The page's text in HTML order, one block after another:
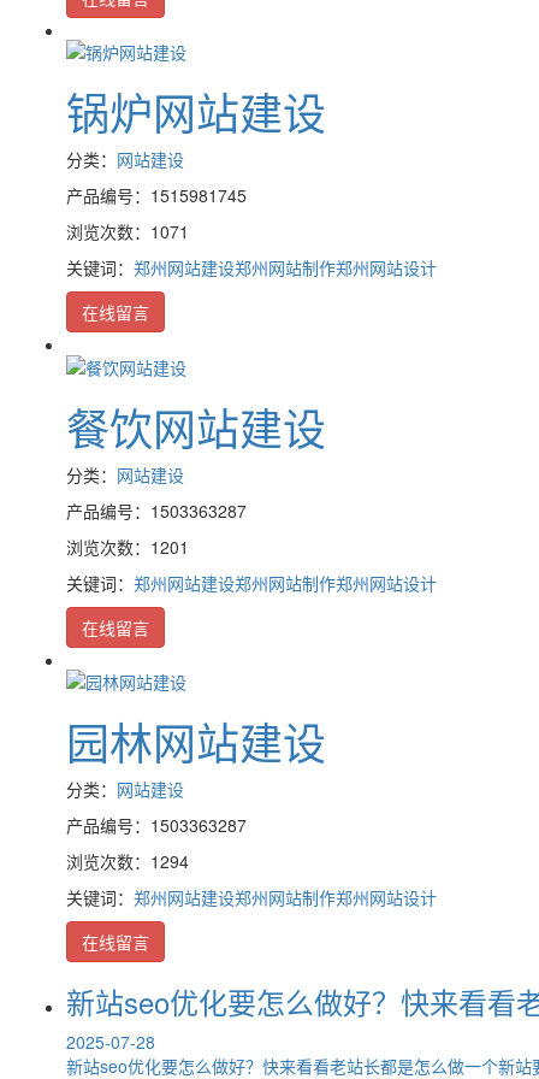
锅炉网站建设
分类： 网站建设
产品编号：1515981745
浏览次数：1071
关键词： 郑州网站建设郑州网站制作郑州网站设计
在线留言
餐饮网站建设
分类： 网站建设
产品编号：1503363287
浏览次数：1201
关键词： 郑州网站建设郑州网站制作郑州网站设计
在线留言
园林网站建设
分类： 网站建设
产品编号：1503363287
浏览次数：1294
关键词： 郑州网站建设郑州网站制作郑州网站设计
在线留言
新站seo优化要怎么做好？快来看看
2025-07-28
新站seo优化要怎么做好？快来看看老站长都是怎么做一个新